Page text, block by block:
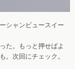
シャンビュースイー
た。もっと押せばよ
次回にチェック。